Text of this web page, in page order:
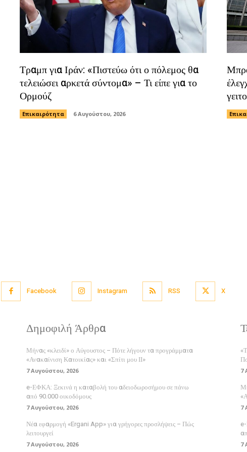
Τραμπ για Ιράν: «Πιστεύω ότι ο πόλεμος θα
τελειώσει αρκετά σύντομα» – Τι είπε για το
Ορμούζ
Επικαιρότητα 6 Αυγούστου, 2026
Facebook Instagram RSS X
Δημοφιλή Άρθρα
Μήνας «κλειδί» ο Αύγουστος – Πότε λήγουν τα προγράμματα
«Ανακαίνιση Κατοικίας» και «Σπίτι μου ΙΙ»
7 Αυγούστου, 2026
e-ΕΦΚΑ: Ξεκινά η καταβολή του αδειοδωροσήμου σε πάνω
από 90.000 οικοδόμους
7 Αυγούστου, 2026
Νέα εφαρμογή «Ergani App» για γρήγορες προσλήψεις – Πώς
λειτουργεί
7 Αυγούστου, 2026
7
7
7